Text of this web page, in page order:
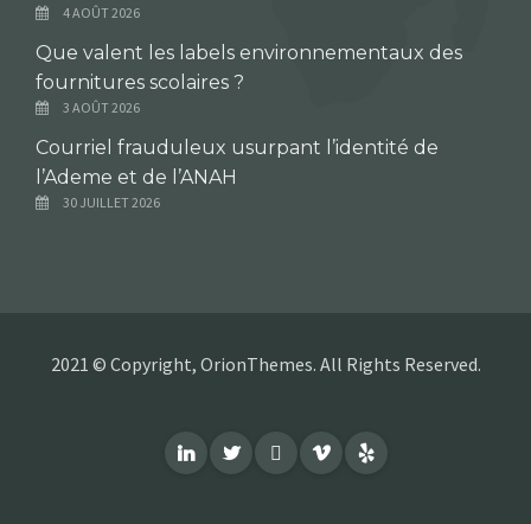
4 AOÛT 2026
Que valent les labels environnementaux des
fournitures scolaires ?
3 AOÛT 2026
Courriel frauduleux usurpant l’identité de
l’Ademe et de l’ANAH
30 JUILLET 2026
2021 © Copyright, OrionThemes. All Rights Reserved.